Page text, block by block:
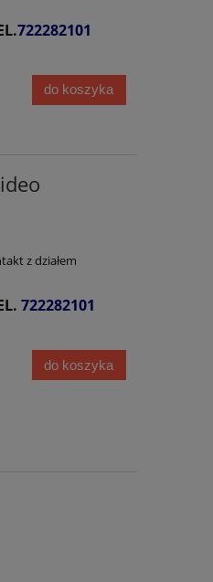
722282101
do koszyka
z działem
722282101
do koszyka